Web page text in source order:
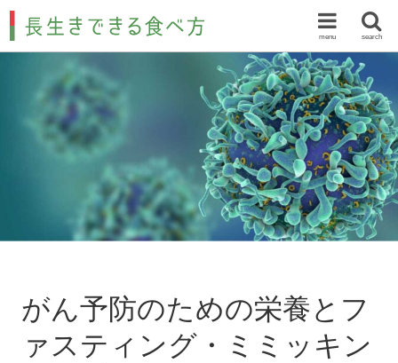
search
menu
がん予防のための栄養とフ
ァスティング・ミミッキン